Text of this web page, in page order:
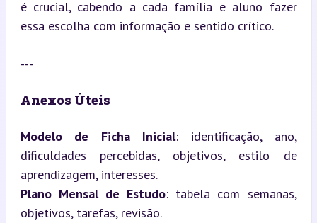
é crucial, cabendo a cada família e aluno fazer
essa escolha com informação e sentido crítico.
---
Anexos Úteis
Modelo de Ficha Inicial: identificação, ano,
dificuldades percebidas, objetivos, estilo de
Plano Mensal de Estudo: tabela com semanas,